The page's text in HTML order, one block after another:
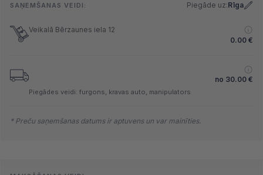
SAŅEMŠANAS VEIDI: Piegāde uz:Rīga
Veikalā Bērzaunes iela 12
0.00 €
no 30.00 €
Piegādes veidi: furgons, kravas auto, manipulators
* Preču saņemšanas datums ir aptuvens un var mainīties.